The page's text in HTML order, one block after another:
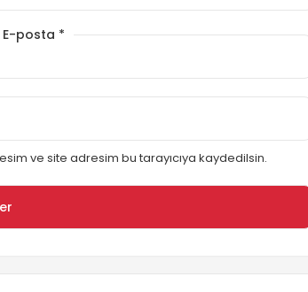
E-posta *
ve site adresim bu tarayıcıya kaydedilsin.